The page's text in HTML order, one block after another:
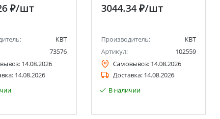
₽/шт
КВТ
73576
14.08.2026
14.08.2026
3044.34 ₽/шт
Производитель:
КВТ
Артикул:
102559
Самовывоз: 14.08.2026
Доставка: 14.08.2026
В наличии